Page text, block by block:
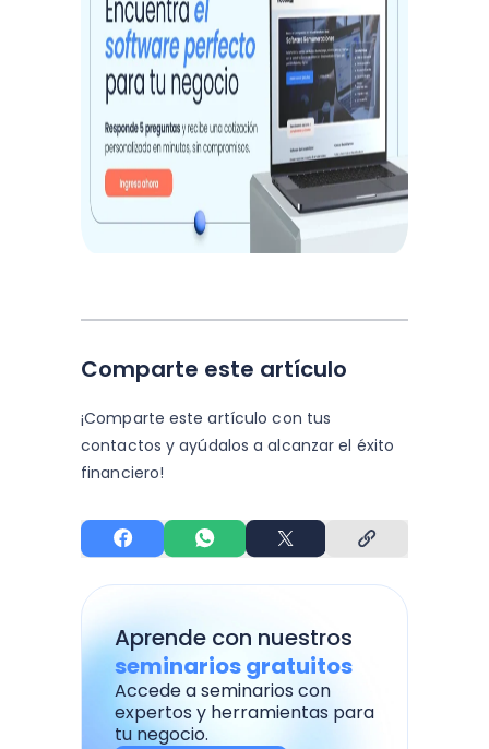
Comparte este artículo
¡Comparte este artículo con tus
contactos y ayúdalos a alcanzar el éxito
financiero!
Aprende con nuestros
seminarios gratuitos
Accede a seminarios con
expertos y herramientas para
tu negocio.